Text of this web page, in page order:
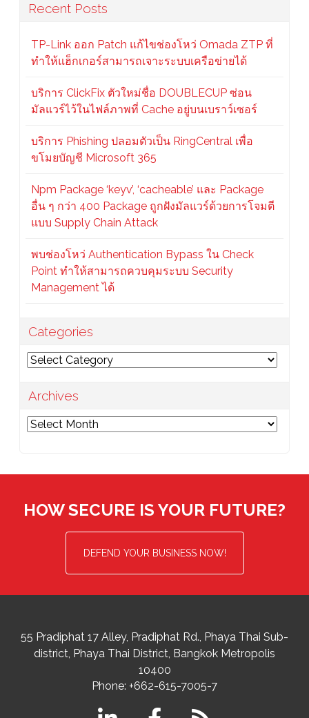
Recent Posts
TP-Link ออก Patch แก้ไขช่องโหว่ Omada ZTP ที่
ทำให้แฮ็กเกอร์สามารถเจาะระบบเครือข่ายได้
บริการ ClickFix ตัวใหม่ชื่อ DOUBLECUP ซ่อน
มัลแวร์ไว้ในไฟล์ภาพที่ Cache อยู่บนเบราว์เซอร์
บริการ Phishing ปลอมตัวเป็น RingCentral เพื่อ
ขโมยบัญชี Microsoft 365
Npm Package ‘keyv’, ‘cacheable’ และ Package
อื่น ๆ กว่า 400 Package ถูกฝังมัลแวร์ด้วยการโจมตี
แบบ Supply Chain Attack
พบช่องโหว่ Authentication Bypass ใน Check
Point ทำให้สามารถควบคุมระบบ Security
Management ได้
Categories
Categories
Archives
Archives
HOW SECURE IS YOUR FUTURE?
DEFEND YOUR BUSINESS NOW!
55 Pradiphat 17 Alley, Pradiphat Rd., Phaya Thai Sub-
district Phaya Thai District, Bangkok Metropolis
10400
Phone: +662-615-7005-7